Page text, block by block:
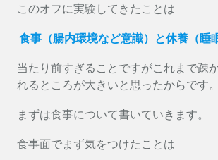
このオフに実験してきたことは
食事（腸内環境など意識）と休養（睡
当たり前すぎることですがこれまで疎
れるところが大きいと思ったからです。
まずは食事について書いていきます。
食事面でまず気をつけたことは